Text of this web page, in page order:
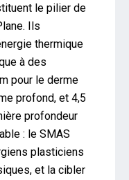
le pilier de
Ils
thermique
à des
pour le derme
profond, et 4,5
profondeur
: le SMAS
plasticiens
et la cibler